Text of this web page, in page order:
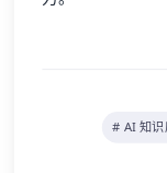
# AI 知识